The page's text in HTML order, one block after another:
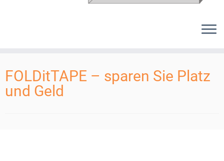
Inhalt
springen
FOLDitTAPE – sparen Sie Platz
und Geld